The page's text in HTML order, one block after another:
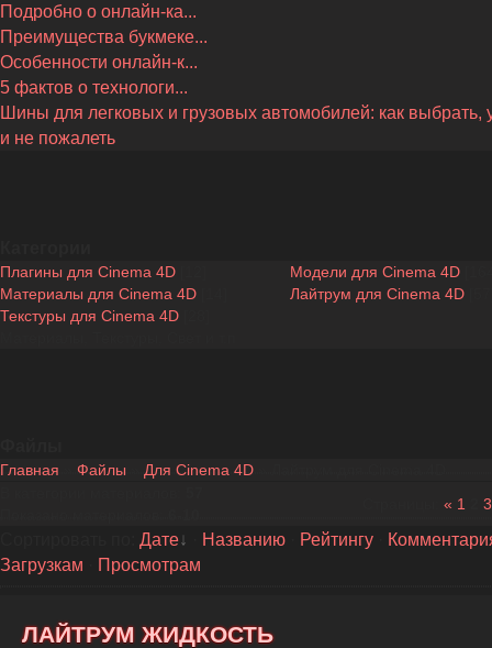
Подробно о онлайн-ка...
Преимущества букмеке...
Особенности онлайн-к...
5 фактов о технологи...
Шины для легковых и грузовых автомобилей: как выбрать,
и не пожалеть
Плагины для Cinema 4D Модели для Cinema 4D
Материалы для Cinema 4D
Лайтрум для Cinema 4D
Текстуры для Cinema 4D
Главная Файлы Для Cinema 4D
« 1 3
Дате Названию Рейтингу
Загрузкам
Просмотрам
ЛАЙТРУМ ЖИДКОСТЬ